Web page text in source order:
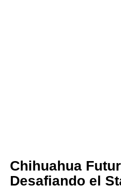
Chihuahua
Desafiando el